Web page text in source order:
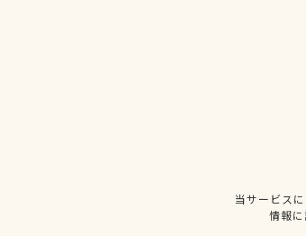
当サービス
情報